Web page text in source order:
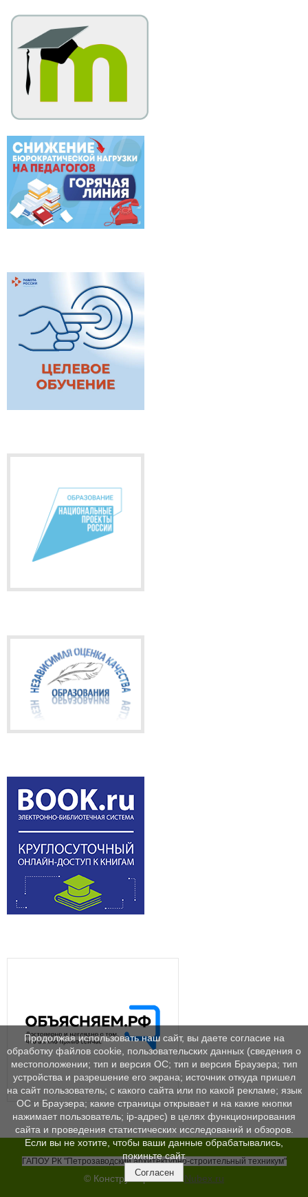
ГАПОУ РК "Петрозаводский архитектурно-строительный техникум"
© Конструктор сайтовNubex.ru
Продолжая использовать наш сайт, вы даете согласие на
обработку файлов cookie, пользовательских данных (сведения о
местоположении; тип и версия ОС; тип и версия Браузера; тип
устройства и разрешение его экрана; источник откуда пришел
на сайт пользователь; с какого сайта или по какой рекламе; язык
ОС и Браузера; какие страницы открывает и на какие кнопки
нажимает пользователь; ip-адрес) в целях функционирования
сайта и проведения статистических исследований и обзоров.
Если вы не хотите, чтобы ваши данные обрабатывались,
покиньте сайт.
Согласен